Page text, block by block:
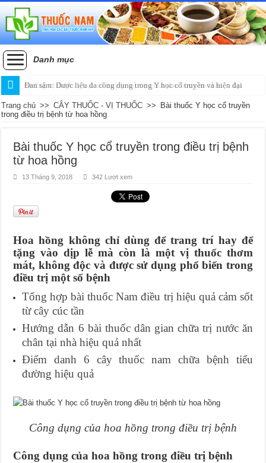
Danh mục
Đan sâm: Dược liệu đa công dụng trong Y học cổ truyền và hiện đại
Trang chủ >> CÂY THUỐC - VỊ THUỐC >>
Bài thuốc Y học cổ truyền
trong điều trị bệnh từ hoa hồng
Bài thuốc Y học cổ truyền trong điều trị bệnh
từ hoa hồng
13 Tháng 9, 2018 342 Lượt xem
Hoa hồng không chỉ dùng để trang trí hay để
tặng vào dịp lễ mà còn là một vị thuốc thơm
mát, không độc và được sử dụng phổ biến trong
điều trị một số bệnh
Tổng hợp bài thuốc Nam điều trị hiệu quả cảm sốt
từ cây cúc tần
Hướng dẫn 6 bài thuốc dân gian chữa trị nước ăn
chân tại nhà hiệu quả nhất
Điểm danh 6 cây thuốc nam chữa bệnh tiểu
đường hiệu quả
Công dụng của hoa hồng trong điều trị bệnh
Công dụng của hoa hồng trong điều trị bệnh